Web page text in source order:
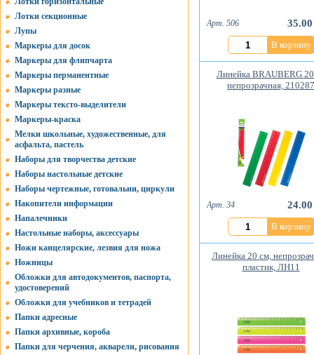
Лотки секционные
Лупы
Маркеры для досок
Маркеры для флипчарта
Маркеры перманентные
Маркеры разные
Маркеры тексто-выделители
Маркеры-краска
Мелки школьные, художественные, для
асфальта, пастель
Наборы для творчества детские
Наборы настольные детские
Наборы чертежные, готовальни, циркули
Накопители информации
Напалечники
Настольные наборы, аксессуары
Ножи канцелярские, лезвия для ножа
Ножницы
Обложки для автодокументов, паспорта,
удостоверений
Обложки для учебников и тетрадей
Папки адресные
Папки архивные, короба
Папки для черчения, акварели, рисования
Арт. 506
В корзину
Линейка BRAUBERG
непрозрачная, 210287
Арт. 34
В корзину
Линейка 20 см,
пластик, ЛН11